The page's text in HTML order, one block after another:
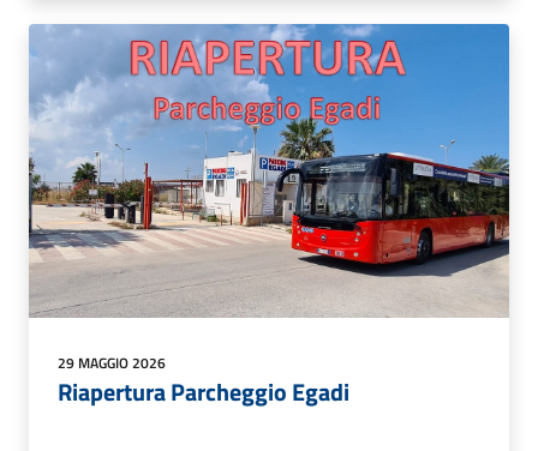
29 MAGGIO 2026
Riapertura Parcheggio Egadi